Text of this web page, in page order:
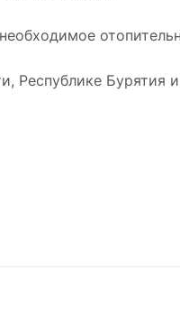
Республике Бурятия